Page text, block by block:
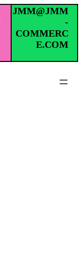
JMM@JMM
-
COMMERC
E.COM